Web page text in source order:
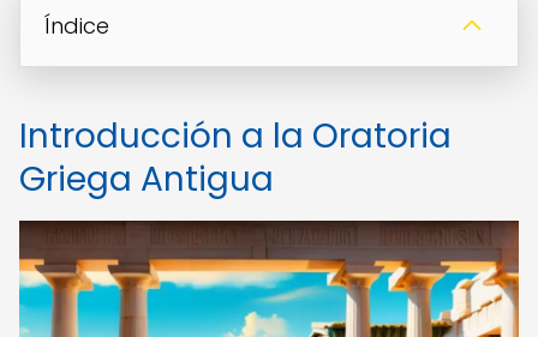
Índice
Introducción a la Oratoria
Griega Antigua